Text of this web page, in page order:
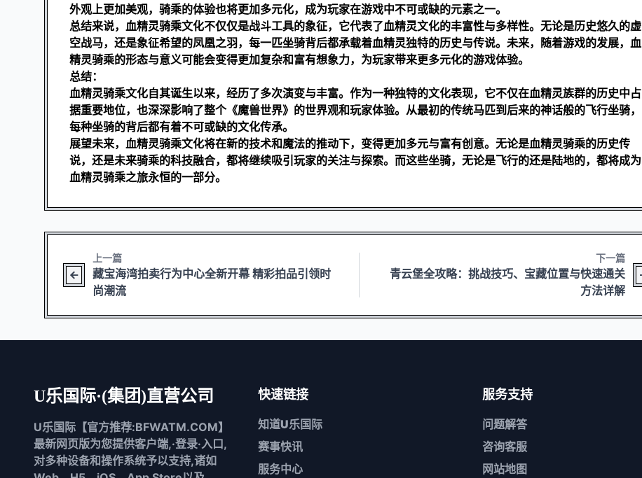
外观上更加美观，骑乘的体验也将更加多元化，成为玩家在游戏中不可或缺的元素之一。
总结来说，血精灵骑乘文化不仅仅是战斗工具的象征，它代表了血精灵文化的丰富性与多样性。无论是历史悠久的虚
空战马，还是象征希望的凤凰之羽，每一匹坐骑背后都承载着血精灵独特的历史与传说。未来，随着游戏的发展，血
精灵骑乘的形态与意义可能会变得更加复杂和富有想象力，为玩家带来更多元化的游戏体验。
总结：
血精灵骑乘文化自其诞生以来，经历了多次演变与丰富。作为一种独特的文化表现，它不仅在血精灵族群的历史中占
据重要地位，也深深影响了整个《魔兽世界》的世界观和玩家体验。从最初的传统马匹到后来的神话般的飞行坐骑，
每种坐骑的背后都有着不可或缺的文化传承。
展望未来，血精灵骑乘文化将在新的技术和魔法的推动下，变得更加多元与富有创意。无论是血精灵骑乘的历史传
说，还是未来骑乘的科技融合，都将继续吸引玩家的关注与探索。而这些坐骑，无论是飞行的还是陆地的，都将成为
血精灵骑乘之旅永恒的一部分。
上一篇
藏宝海湾拍卖行为中心全新开幕 精彩拍品引领时
尚潮流
下一篇
青云堡全攻略：挑战技巧、宝藏位置与快速通关
方法详解
U乐国际·(集团)直营公司
U乐国际【官方推荐:BFWATM.COM】
最新网页版为您提供客户端,·登录·入口,
对多种设备和操作系统予以支持,诸如
快速链接
知道U乐国际
赛事快讯
服务中心
服务支持
问题解答
咨询客服
网站地图